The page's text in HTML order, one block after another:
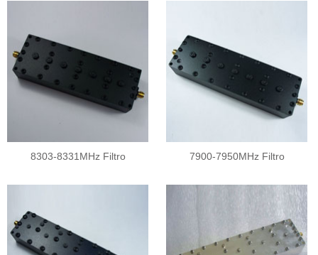
8303-8331MHz Filtro 7900-7950MHz Filtro